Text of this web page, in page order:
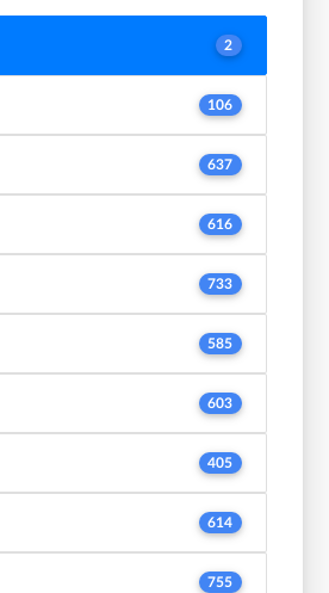
2
106
637
616
733
585
603
405
614
755